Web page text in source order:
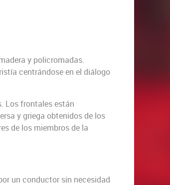
y policromadas.
centrándose en el diálogo
Los frontales están
y griega obtenidos de los
de los miembros de la
un conductor sin necesidad